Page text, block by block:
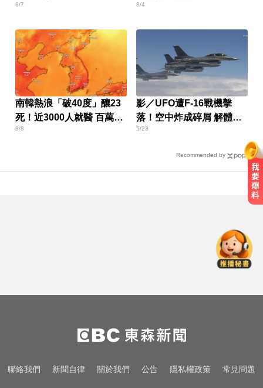
8/7 8/4
南韓熱浪「破40度」釀23
死！近3000人就醫 百萬家
畜暴斃
8/8
影／UFO遭F-16戰機擊
落！空中炸成碎屑 解體畫
面曝
5/23
Recommended by
蔡裕昌罹癌 享壽71歲
跨性別參賽議題延燒！NBA前球星
宣布參加WNBA選秀
台玻夫人揭長子驟逝原因！兒媳譚
聯絡我們 新聞自律 關於我們 公告 隱私權政策 常見問題